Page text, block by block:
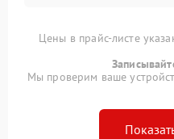
Цены в прайс-листе
Мы проверим ваше